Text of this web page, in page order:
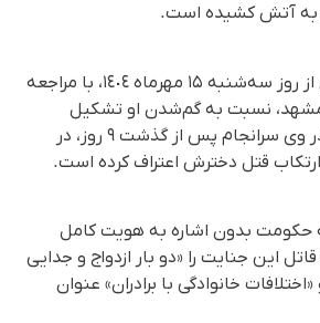
به آتش کشیده است.
خانواده این زن جوان از روز سەشنبە ۱۵ مهرماه ١٤٠٤، با مراجعه
مشهد، نسبت به گم‌شدن او تشکیل
پرونده داده بودند. پدر وی سرانجام پس از گذشت ۹ روز، در
قتل دخترش اعتراف کرده است.
حکومت بدون اشاره به هویت کامل
این جنایت را «دو بار ازدواج و جدایی
خانوادگی با برادران» عنوان